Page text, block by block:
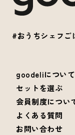
#おうちシェフご
goodeliについて
セットを選ぶ
会員制度につい
よくある質問
お問い合わせ